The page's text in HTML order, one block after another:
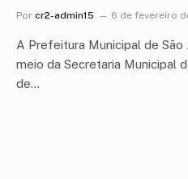
Por cr2-admin15 6 de fevereiro
A Prefeitura Municipal de São
meio da Secretaria Municipal
de…